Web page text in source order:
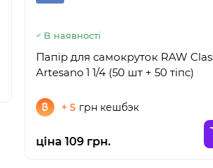
В наявності
Папір для самокруток RAW
Artesano 1 1/4 (50 шт + 50 тіпс)
+ 5 грн кешбэк
ціна 109 грн.